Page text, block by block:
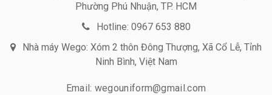
Phường Phú Nhuận, TP. HCM
Hotline: 0967 653 880
Nhà máy Wego: Xóm 2 thôn Đông Thượng, Xã Cổ Lễ, Tỉnh
Ninh Bình, Việt Nam
Email: wegouniform@gmail.com